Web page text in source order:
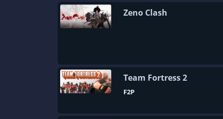
Zeno Clash
Team Fortress 2
F2P